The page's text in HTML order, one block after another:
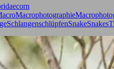
corn
Macrophotographie
SchlangenschlüpfenSnakeSnakes